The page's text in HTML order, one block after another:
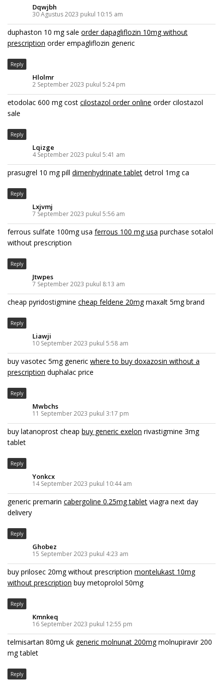
Dqwjbh
30 Agustus 2023 pukul 10:15 am
duphaston 10 mg sale order dapagliflozin 10mg without
prescription order empagliflozin generic
Reply
Hlolmr
2 September 2023 pukul 5:24 pm
etodolac 600 mg cost cilostazol order online order cilostazol
sale
Reply
Lqizge
4 September 2023 pukul 5:41 am
prasugrel 10 mg pill dimenhydrinate tablet detrol 1mg ca
Reply
Lxjvmj
7 September 2023 pukul 5:56 am
ferrous sulfate 100mg usa ferrous 100 mg usa purchase sotalol
without prescription
Reply
Jtwpes
7 September 2023 pukul 8:13 am
cheap pyridostigmine cheap feldene 20mgmaxalt 5mg brand
Reply
Liawji
10 September 2023 pukul 5:58 am
buy vasotec 5mg generic where to buy doxazosin without a
prescription duphalac price
Reply
Mwbchs
11 September 2023 pukul 3:17 pm
buy latanoprost cheap buy generic exelon rivastigmine 3mg
tablet
Reply
Yonkcx
14 September 2023 pukul 10:44 am
generic premarin cabergoline 0.25mg tablet viagra next day
delivery
Reply
Ghobez
15 September 2023 pukul 4:23 am
buy prilosec 20mg without prescription montelukast 10mg
without prescription buy metoprolol 50mg
Reply
Kmnkeq
16 September 2023 pukul 12:55 pm
telmisartan 80mg uk generic molnunat 200mgmolnupiravir 200
mg tablet
Reply